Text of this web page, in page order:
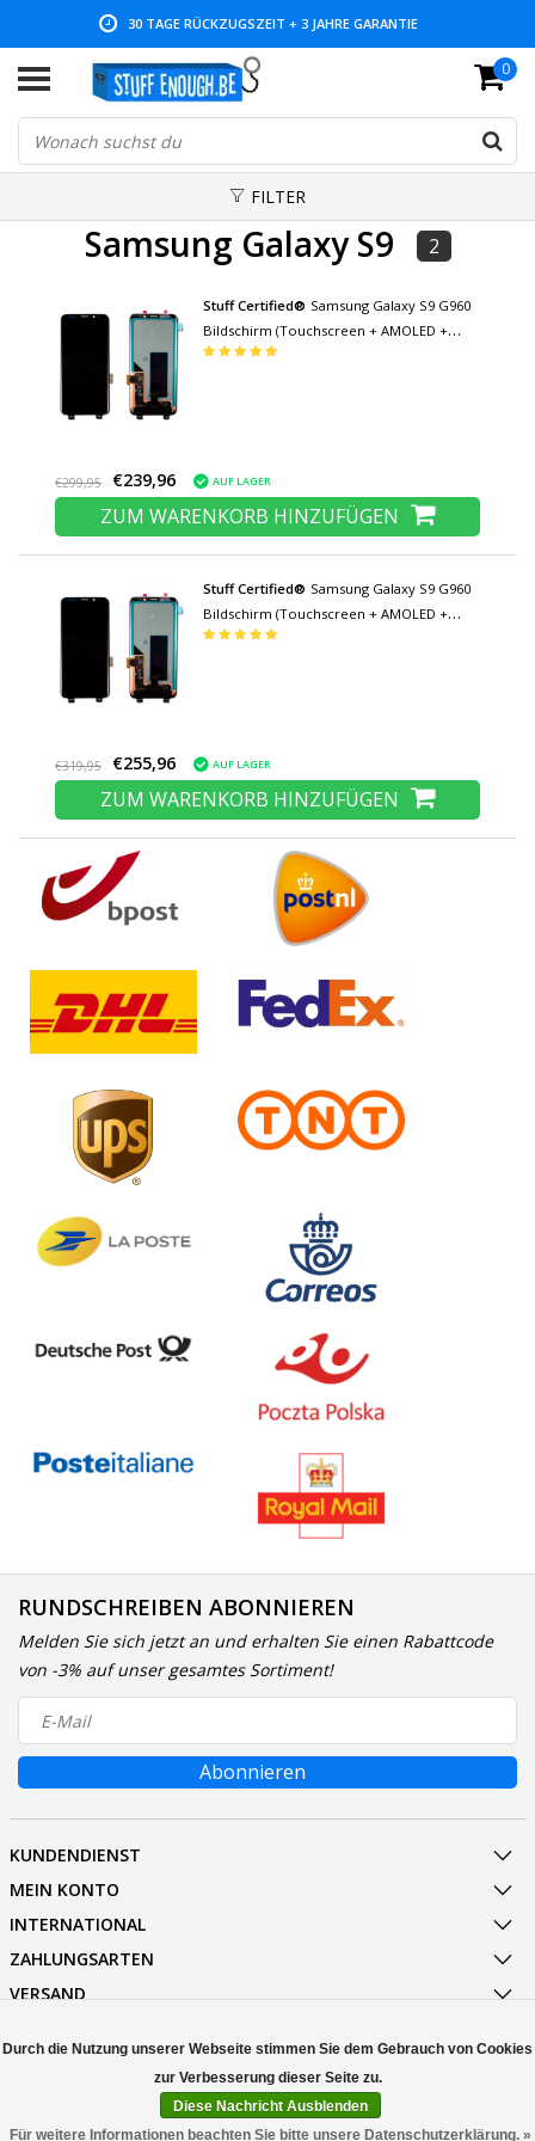
30 TAGE RÜCKZUGSZEIT + 3 JAHRE GARANTIE
NIEDRIGE PREISE UND GROSSE AUSWAHL 0
FILTER
Samsung Galaxy S9 2
Stuff Certified® Samsung Galaxy S9 G960
Bildschirm (Touchscreen + AMOLED +
Teile) A + Qualität
€299,95 €239,96 AUF LAGER
ZUM WARENKORB HINZUFÜGEN
Stuff Certified® Samsung Galaxy S9 G960
Bildschirm (Touchscreen + AMOLED +
Teile) AAA + Qualität - Schwarz
€319,95 €255,96 AUF LAGER
ZUM WARENKORB HINZUFÜGEN
RUNDSCHREIBEN ABONNIEREN
Melden Sie sich jetzt an und erhalten Sie einen Rabattcode
von -3% auf unser gesamtes Sortiment!
Abonnieren
KUNDENDIENST
MEIN KONTO
INTERNATIONAL
ZAHLUNGSARTEN
VERSAND
© Copyright 2026 Stuff Enough.be
Durch die Nutzung unserer Webseite stimmen Sie dem Gebrauch von Cookies
zur Verbesserung dieser Seite zu.
Diese Nachricht Ausblenden
Für weitere Informationen beachten Sie bitte unsere Datenschutzerklärung. »